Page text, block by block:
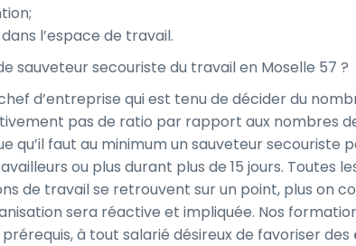
l’espace de travail.
sauveteur secouriste du travail en Moselle 57 ?
d’entreprise qui est tenu de décider du
pas de ratio par rapport aux nombres
qu’il faut au minimum un sauveteur secouriste
ou plus durant plus de 15 jours. Toutes
de travail se retrouvent sur un point, plus on
sera réactive et impliquée. Nos
à tout salarié désireux de favoriser des